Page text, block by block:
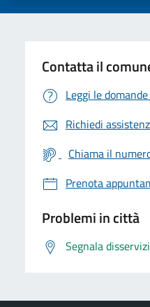
Contatta il
Leggi le
Richiedi
Chiama il
Prenota
Problemi in città
Segnala